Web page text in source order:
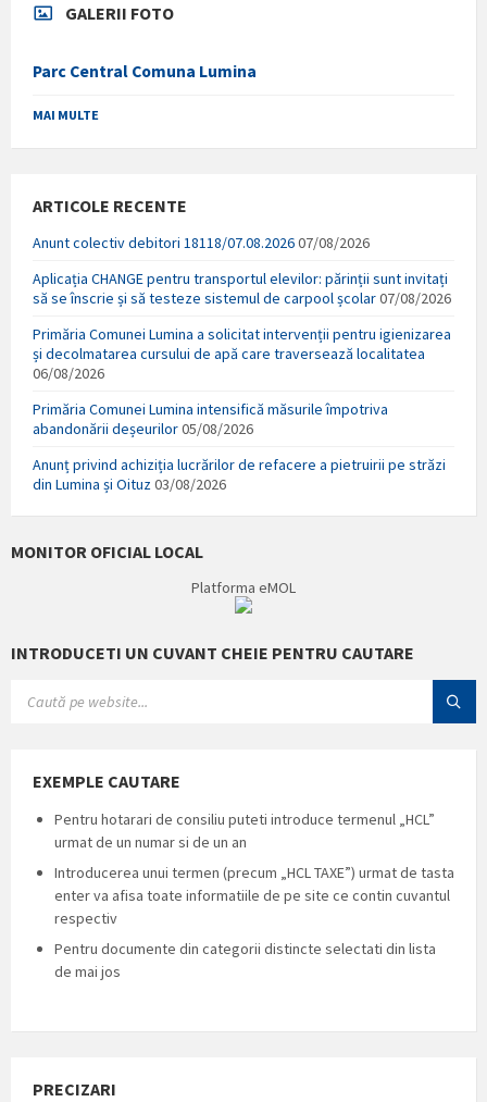
GALERII FOTO
Parc Central Comuna Lumina
MAI MULTE
ARTICOLE RECENTE
Anunt colectiv debitori 18118/07.08.202607/08/2026
Aplicația CHANGE pentru transportul elevilor: părinții sunt invitați
să se înscrie și să testeze sistemul de carpool școlar07/08/2026
Primăria Comunei Lumina a solicitat intervenții pentru igienizarea
și decolmatarea cursului de apă care traversează localitatea
06/08/2026
Primăria Comunei Lumina intensifică măsurile împotriva
abandonării deșeurilor05/08/2026
Anunț privind achiziția lucrărilor de refacere a pietruirii pe străzi
din Lumina și Oituz03/08/2026
MONITOR OFICIAL LOCAL
Platforma eMOL
INTRODUCETI UN CUVANT CHEIE PENTRU CAUTARE
EXEMPLE CAUTARE
Pentru hotarari de consiliu puteti introduce termenul „HCL”
urmat de un numar si de un an
Introducerea unui termen (precum „HCL TAXE”) urmat de tasta
enter va afisa toate informatiile de pe site ce contin cuvantul
respectiv
Pentru documente din categorii distincte selectati din lista
de mai jos
PRECIZARI